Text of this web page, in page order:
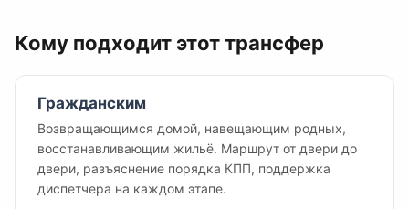
Кому подходит этот трансфер
Гражданским
Возвращающимся домой, навещающим родных,
восстанавливающим жильё. Маршрут от двери до
двери, разъяснение порядка КПП, поддержка
диспетчера на каждом этапе.